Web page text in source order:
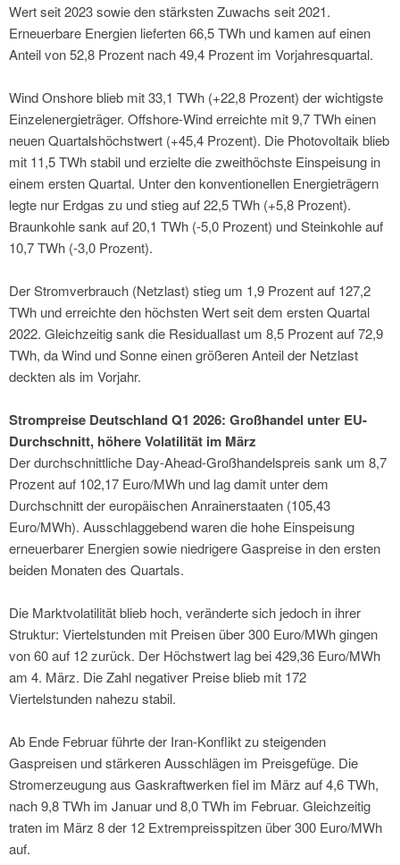
Wert seit 2023 sowie den stärksten Zuwachs seit 2021.
Erneuerbare Energien lieferten 66,5 TWh und kamen auf einen
Anteil von 52,8 Prozent nach 49,4 Prozent im Vorjahresquartal.
Wind Onshore blieb mit 33,1 TWh (+22,8 Prozent) der wichtigste
Einzelenergieträger. Offshore-Wind erreichte mit 9,7 TWh einen
neuen Quartalshöchstwert (+45,4 Prozent). Die Photovoltaik blieb
mit 11,5 TWh stabil und erzielte die zweithöchste Einspeisung in
einem ersten Quartal. Unter den konventionellen Energieträgern
legte nur Erdgas zu und stieg auf 22,5 TWh (+5,8 Prozent).
Braunkohle sank auf 20,1 TWh (-5,0 Prozent) und Steinkohle auf
10,7 TWh (-3,0 Prozent).
Der Stromverbrauch (Netzlast) stieg um 1,9 Prozent auf 127,2
TWh und erreichte den höchsten Wert seit dem ersten Quartal
2022. Gleichzeitig sank die Residuallast um 8,5 Prozent auf 72,9
TWh, da Wind und Sonne einen größeren Anteil der Netzlast
deckten als im Vorjahr.
Strompreise Deutschland Q1 2026: Großhandel unter EU-
Durchschnitt, höhere Volatilität im März
Der durchschnittliche Day-Ahead-Großhandelspreis sank um 8,7
Prozent auf 102,17 Euro/MWh und lag damit unter dem
Durchschnitt der europäischen Anrainerstaaten (105,43
Euro/MWh). Ausschlaggebend waren die hohe Einspeisung
erneuerbarer Energien sowie niedrigere Gaspreise in den ersten
beiden Monaten des Quartals.
Die Marktvolatilität blieb hoch, veränderte sich jedoch in ihrer
Struktur: Viertelstunden mit Preisen über 300 Euro/MWh gingen
von 60 auf 12 zurück. Der Höchstwert lag bei 429,36 Euro/MWh
am 4. März. Die Zahl negativer Preise blieb mit 172
Viertelstunden nahezu stabil.
Ab Ende Februar führte der Iran-Konflikt zu steigenden
Gaspreisen und stärkeren Ausschlägen im Preisgefüge. Die
Stromerzeugung aus Gaskraftwerken fiel im März auf 4,6 TWh,
nach 9,8 TWh im Januar und 8,0 TWh im Februar. Gleichzeitig
traten im März 8 der 12 Extrempreisspitzen über 300 Euro/MWh
auf.